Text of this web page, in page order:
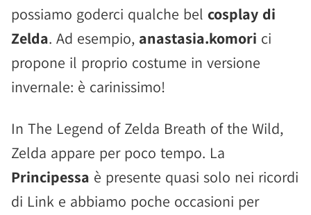
possiamo goderci qualche bel cosplay di
Zelda. Ad esempio, anastasia.komori ci
propone il proprio costume in versione
invernale: è carinissimo!
In The Legend of Zelda Breath of the Wild,
Zelda appare per poco tempo. La
Principessa è presente quasi solo nei ricordi
di Link e abbiamo poche occasioni per